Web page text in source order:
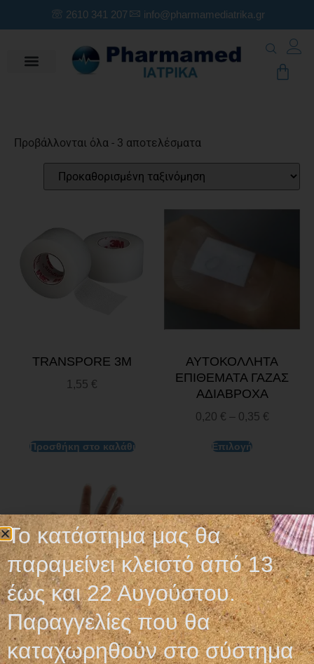
2610 341 207 info@pharmamediatrika.gr
Προβάλλονται όλα - 3 αποτελέσματα
TRANSPORE 3M
1,55 €
Προσθήκη στο καλάθι
ΑΥΤΟΚΟΛΛΗΤΑ
ΕΠΙΘΕΜΑΤΑ ΓΑΖΑΣ
ΑΔΙΑΒΡΟΧΑ
0,20 € – 0,35 €
Επιλογή
ΓΑΝΤΙΑ ΔΙΑΦΑΝΗ
ΣΑΓΡΕ
Το κατάστημα μας θα
παραμείνει κλειστό από 13
έως και 22 Αυγούστου.
Παραγγελίες που θα
καταχωρηθούν στο σύστημα